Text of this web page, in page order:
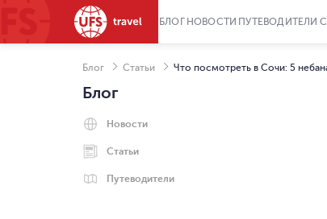
БЛОГ НОВОСТИ ПУТЕВОДИТЕЛИ
Блог Статьи Что посмотреть в Сочи: 5
Блог
Новости
Статьи
Путеводители